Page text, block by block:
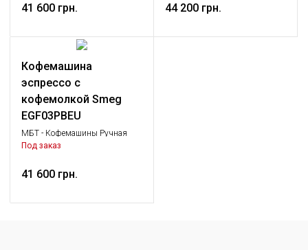
бытовая техника
41 600 грн. 44 200 грн.
Кофемашина
эспрессо с
кофемолкой Smeg
EGF03PBEU
МБТ - Кофемашины Ручная
эспрессо кофемашина, Малая
Под заказ
41 600 грн.